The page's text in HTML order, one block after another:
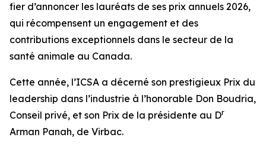
fier d’annoncer les lauréats de ses prix annuels 2026,
qui récompensent un engagement et des
contributions exceptionnels dans le secteur de la
santé animale au Canada.
Cette année, l’ICSA a décerné son prestigieux Prix du
leadership dans l’industrie à l’honorable Don Boudria,
Conseil privé, et son Prix de la présidente au Dr
Arman Panah, de Virbac.